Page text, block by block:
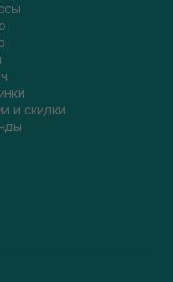
и скидки